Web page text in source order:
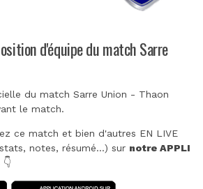
d'équipe du match Sarre
du match Sarre Union - Thaon
le match.
ce match et bien d'autres EN LIVE
notes, résumé...) sur notre APPLI